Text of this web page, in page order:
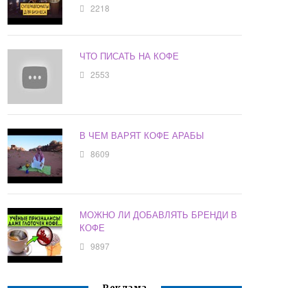
2218
ЧТО ПИСАТЬ НА КОФЕ
2553
В ЧЕМ ВАРЯТ КОФЕ АРАБЫ
8609
МОЖНО ЛИ ДОБАВЛЯТЬ БРЕНДИ В
КОФЕ
9897